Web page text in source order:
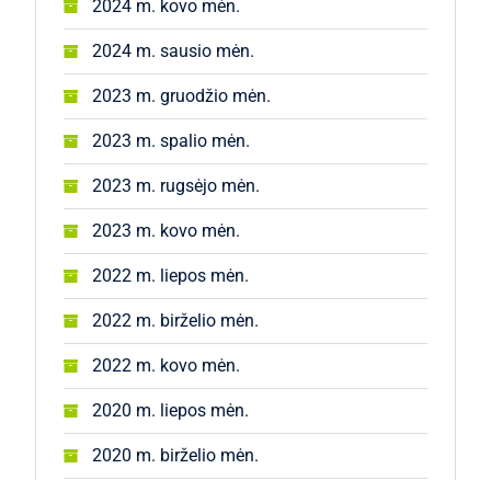
2024 m. kovo mėn.
2024 m. sausio mėn.
2023 m. gruodžio mėn.
2023 m. spalio mėn.
2023 m. rugsėjo mėn.
2023 m. kovo mėn.
2022 m. liepos mėn.
2022 m. birželio mėn.
2022 m. kovo mėn.
2020 m. liepos mėn.
2020 m. birželio mėn.